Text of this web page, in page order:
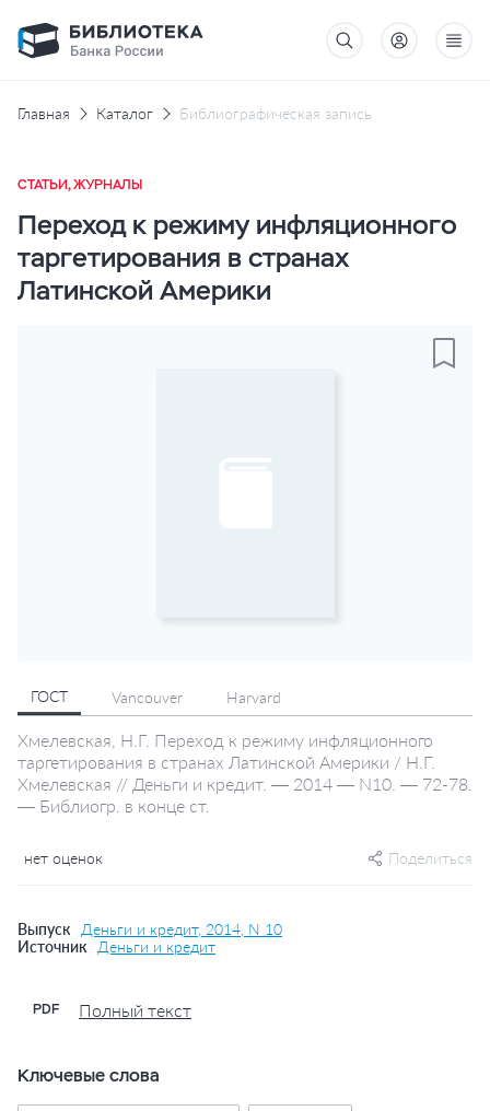
Главная Каталог Библиографическая запись
СТАТЬИ, ЖУРНАЛЫ
Переход к режиму инфляционного
таргетирования в странах
Латинской Америки
ГОСТ Vancouver Harvard
Хмелевская, Н.Г. Переход к режиму инфляционного
таргетирования в странах Латинской Америки / Н.Г.
Хмелевская // Деньги и кредит. — 2014 — N10. — 72-78.
— Библиогр. в конце ст.
нет оценок Поделиться
Выпуск
Деньги и кредит, 2014, N 10
Источник
Деньги и кредит
PDF Полный текст
Ключевые слова